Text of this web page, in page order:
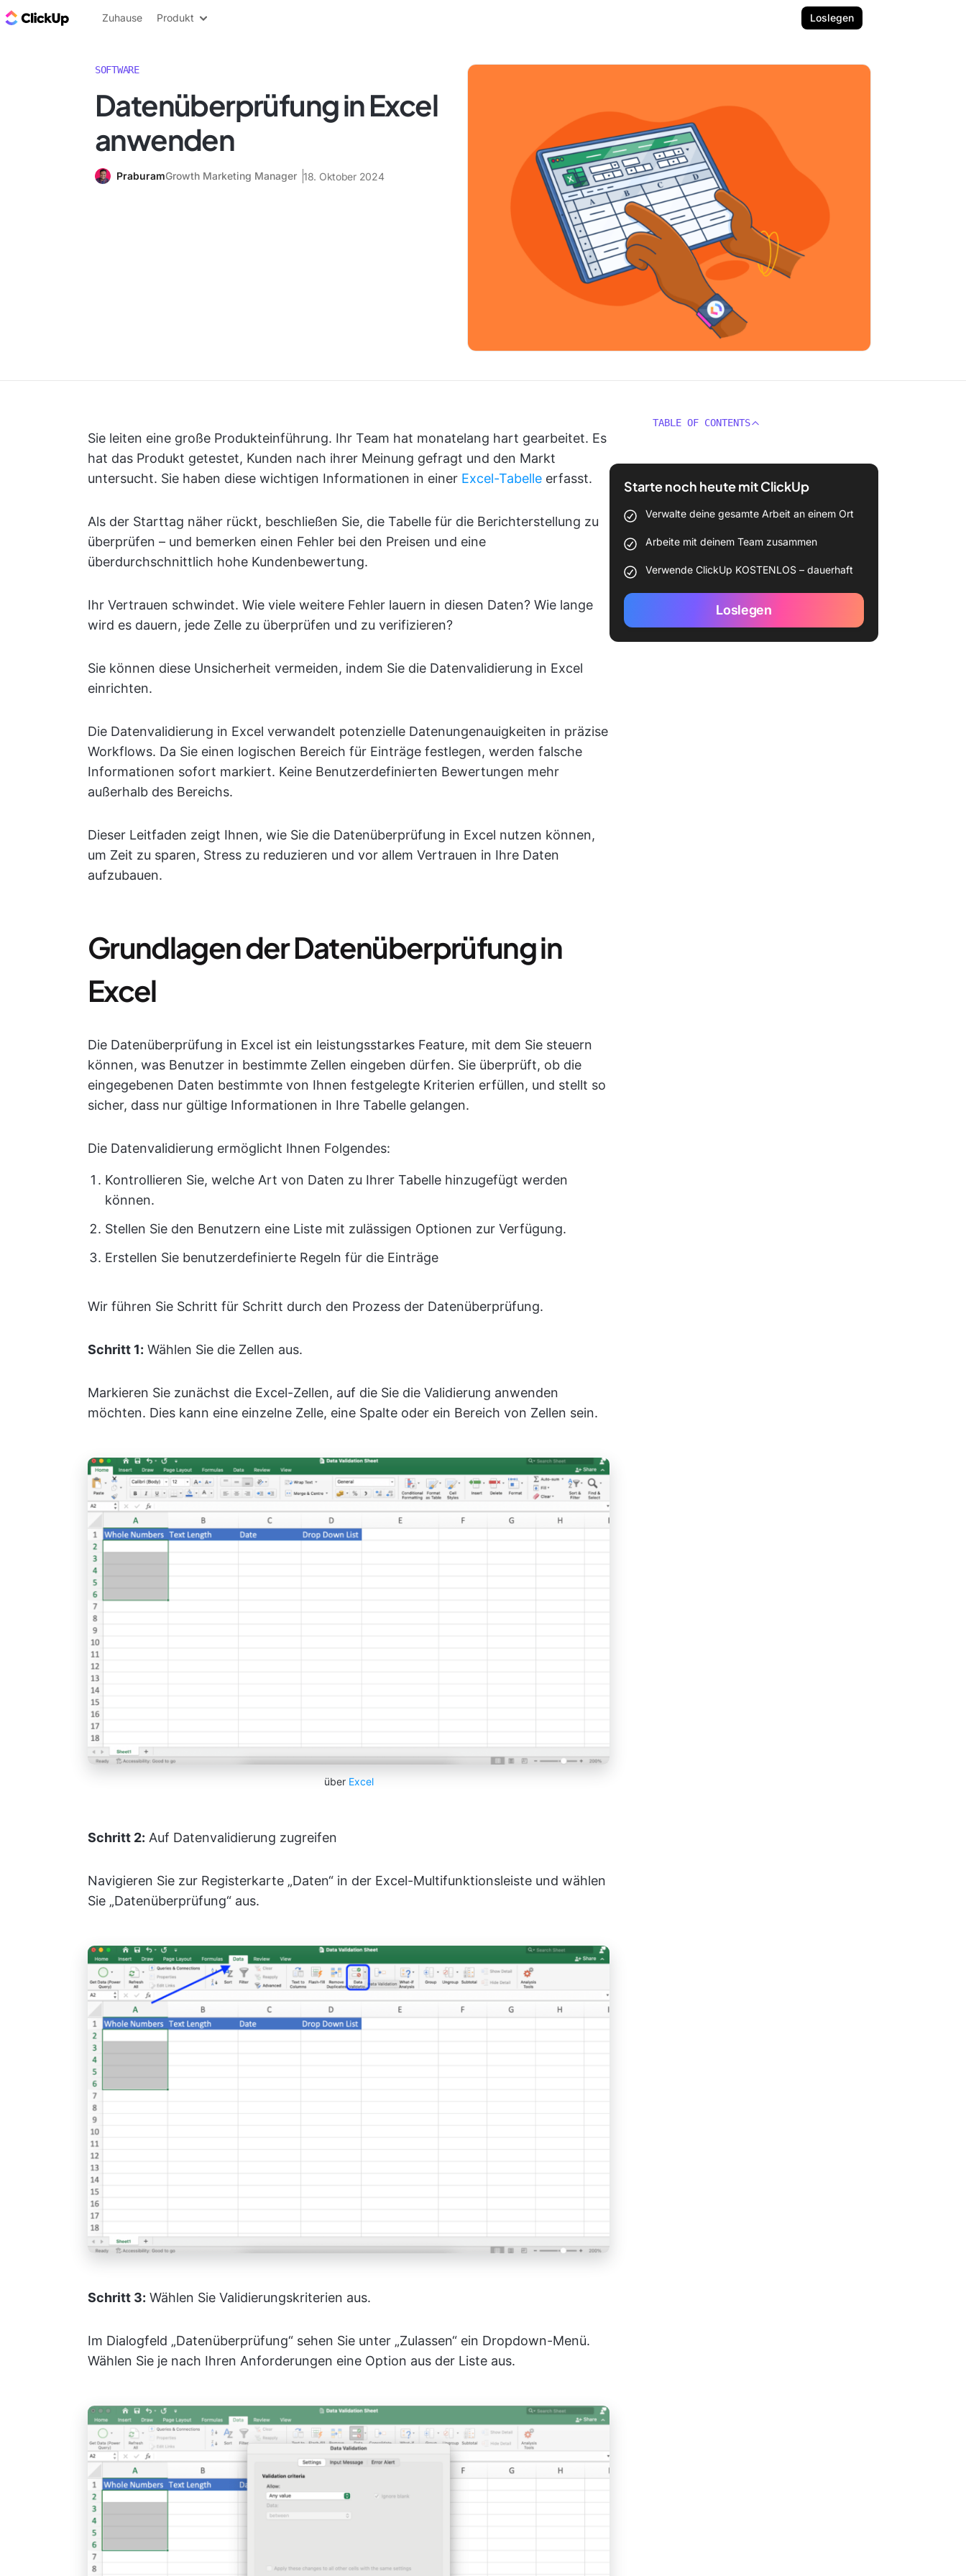
ClickUp Blog
Zuhause Produkt Loslegen
SOFTWARE
Datenüberprüfung in Excel
anwenden
PraburamGrowth Marketing Manager 18. Oktober 2024
Sie leiten eine große Produkteinführung. Ihr Team hat monatelang hart gearbeitet. Es
hat das Produkt getestet, Kunden nach ihrer Meinung gefragt und den Markt
untersucht. Sie haben diese wichtigen Informationen in einer Excel-Tabelle erfasst.
Als der Starttag näher rückt, beschließen Sie, die Tabelle für die Berichterstellung zu
überprüfen – und bemerken einen Fehler bei den Preisen und eine
überdurchschnittlich hohe Kundenbewertung.
Ihr Vertrauen schwindet. Wie viele weitere Fehler lauern in diesen Daten? Wie lange
wird es dauern, jede Zelle zu überprüfen und zu verifizieren?
Sie können diese Unsicherheit vermeiden, indem Sie die Datenvalidierung in Excel
einrichten.
Die Datenvalidierung in Excel verwandelt potenzielle Datenungenauigkeiten in präzise
Workflows. Da Sie einen logischen Bereich für Einträge festlegen, werden falsche
Informationen sofort markiert. Keine Benutzerdefinierten Bewertungen mehr
außerhalb des Bereichs.
Dieser Leitfaden zeigt Ihnen, wie Sie die Datenüberprüfung in Excel nutzen können,
um Zeit zu sparen, Stress zu reduzieren und vor allem Vertrauen in Ihre Daten
aufzubauen.
Grundlagen der Datenüberprüfung in
Excel
Die Datenüberprüfung in Excel ist ein leistungsstarkes Feature, mit dem Sie steuern
können, was Benutzer in bestimmte Zellen eingeben dürfen. Sie überprüft, ob die
eingegebenen Daten bestimmte von Ihnen festgelegte Kriterien erfüllen, und stellt so
sicher, dass nur gültige Informationen in Ihre Tabelle gelangen.
Die Datenvalidierung ermöglicht Ihnen Folgendes:
Kontrollieren Sie, welche Art von Daten zu Ihrer Tabelle hinzugefügt werden
können.
Stellen Sie den Benutzern eine Liste mit zulässigen Optionen zur Verfügung.
Erstellen Sie benutzerdefinierte Regeln für die Einträge
Wir führen Sie Schritt für Schritt durch den Prozess der Datenüberprüfung.
Schritt 1: Wählen Sie die Zellen aus.
Markieren Sie zunächst die Excel-Zellen, auf die Sie die Validierung anwenden
möchten. Dies kann eine einzelne Zelle, eine Spalte oder ein Bereich von Zellen sein.
über Excel
Schritt 2: Auf Datenvalidierung zugreifen
Navigieren Sie zur Registerkarte „Daten“ in der Excel-Multifunktionsleiste und wählen
Sie „Datenüberprüfung“ aus.
Schritt 3: Wählen Sie Validierungskriterien aus.
Im Dialogfeld „Datenüberprüfung“ sehen Sie unter „Zulassen“ ein Dropdown-Menü.
Wählen Sie je nach Ihren Anforderungen eine Option aus der Liste aus.
TABLE OF CONTENTS
Starte noch heute mit ClickUp
Verwalte deine gesamte Arbeit an einem Ort
Arbeite mit deinem Team zusammen
Verwende ClickUp KOSTENLOS – dauerhaft
Loslegen